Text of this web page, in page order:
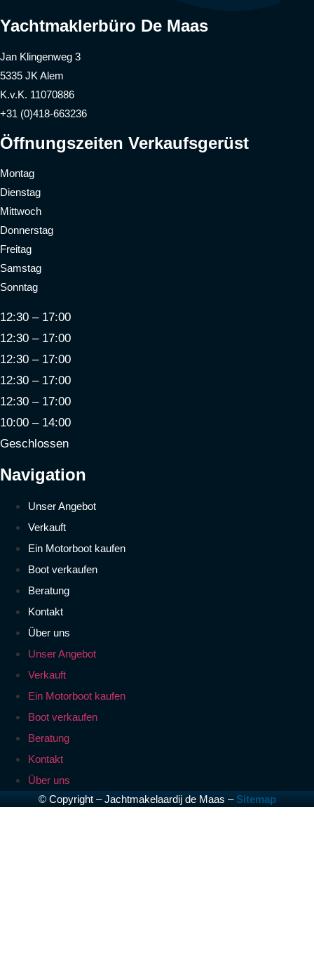
Yachtmaklerbüro De Maas
Jan Klingenweg 3
5335 JK Alem
K.v.K. 11070886
+31 (0)418-663236
Öffnungszeiten Verkaufsgerüst
Montag
Dienstag
Mittwoch
Donnerstag
Freitag
Samstag
Sonntag
12:30 – 17:00
12:30 – 17:00
12:30 – 17:00
12:30 – 17:00
12:30 – 17:00
10:00 – 14:00
Geschlossen
Navigation
Unser Angebot
Verkauft
Ein Motorboot kaufen
Boot verkaufen
Beratung
Kontakt
Über uns
Unser Angebot
Verkauft
Ein Motorboot kaufen
Boot verkaufen
Beratung
Kontakt
Über uns
© Copyright – Jachtmakelaardij de Maas –Sitemap